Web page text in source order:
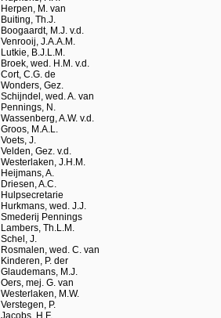
Herpen, M. van
Buiting, Th.J.
Boogaardt, M.J. v.d.
Venrooij, J.A.A.M.
Lutkie, B.J.L.M.
Broek, wed. H.M. v.d.
Cort, C.G. de
Wonders, Gez.
Schijndel, wed. A. van
Pennings, N.
Wassenberg, A.W. v.d.
Groos, M.A.L.
Voets, J.
Velden, Gez. v.d.
Westerlaken, J.H.M.
Heijmans, A.
Driesen, A.C.
Hulpsecretarie
Hurkmans, wed. J.J.
Smederij Pennings
Lambers, Th.L.M.
Schel, J.
Rosmalen, wed. C. van
Kinderen, P. der
Glaudemans, M.J.
Oers, mej. G. van
Westerlaken, M.W.
Verstegen, P.